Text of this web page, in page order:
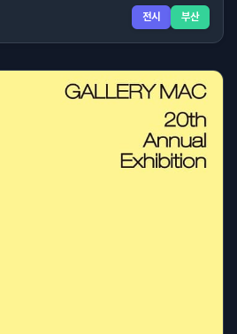
전시 부산